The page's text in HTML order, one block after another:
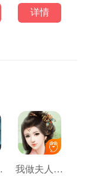
详情
我做夫人那些年最新版